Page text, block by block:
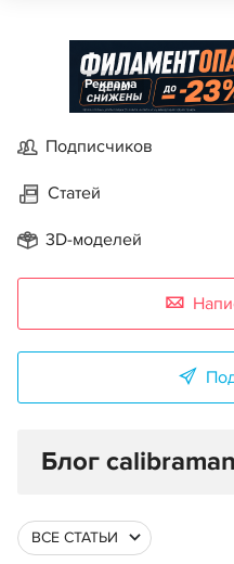
Реклама
Подписчиков
Статей
3D-моделей
Блог calibraman
ВСЕ СТАТЬИ